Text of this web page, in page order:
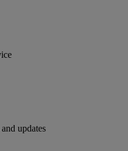
updates